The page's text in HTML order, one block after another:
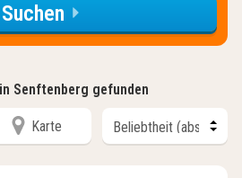
Suchen
Senftenberg gefunden
Karte